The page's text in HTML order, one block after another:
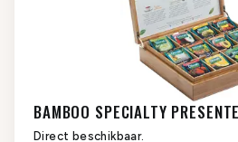
BAMBOO SPECIALTY
Direct beschikbaar.